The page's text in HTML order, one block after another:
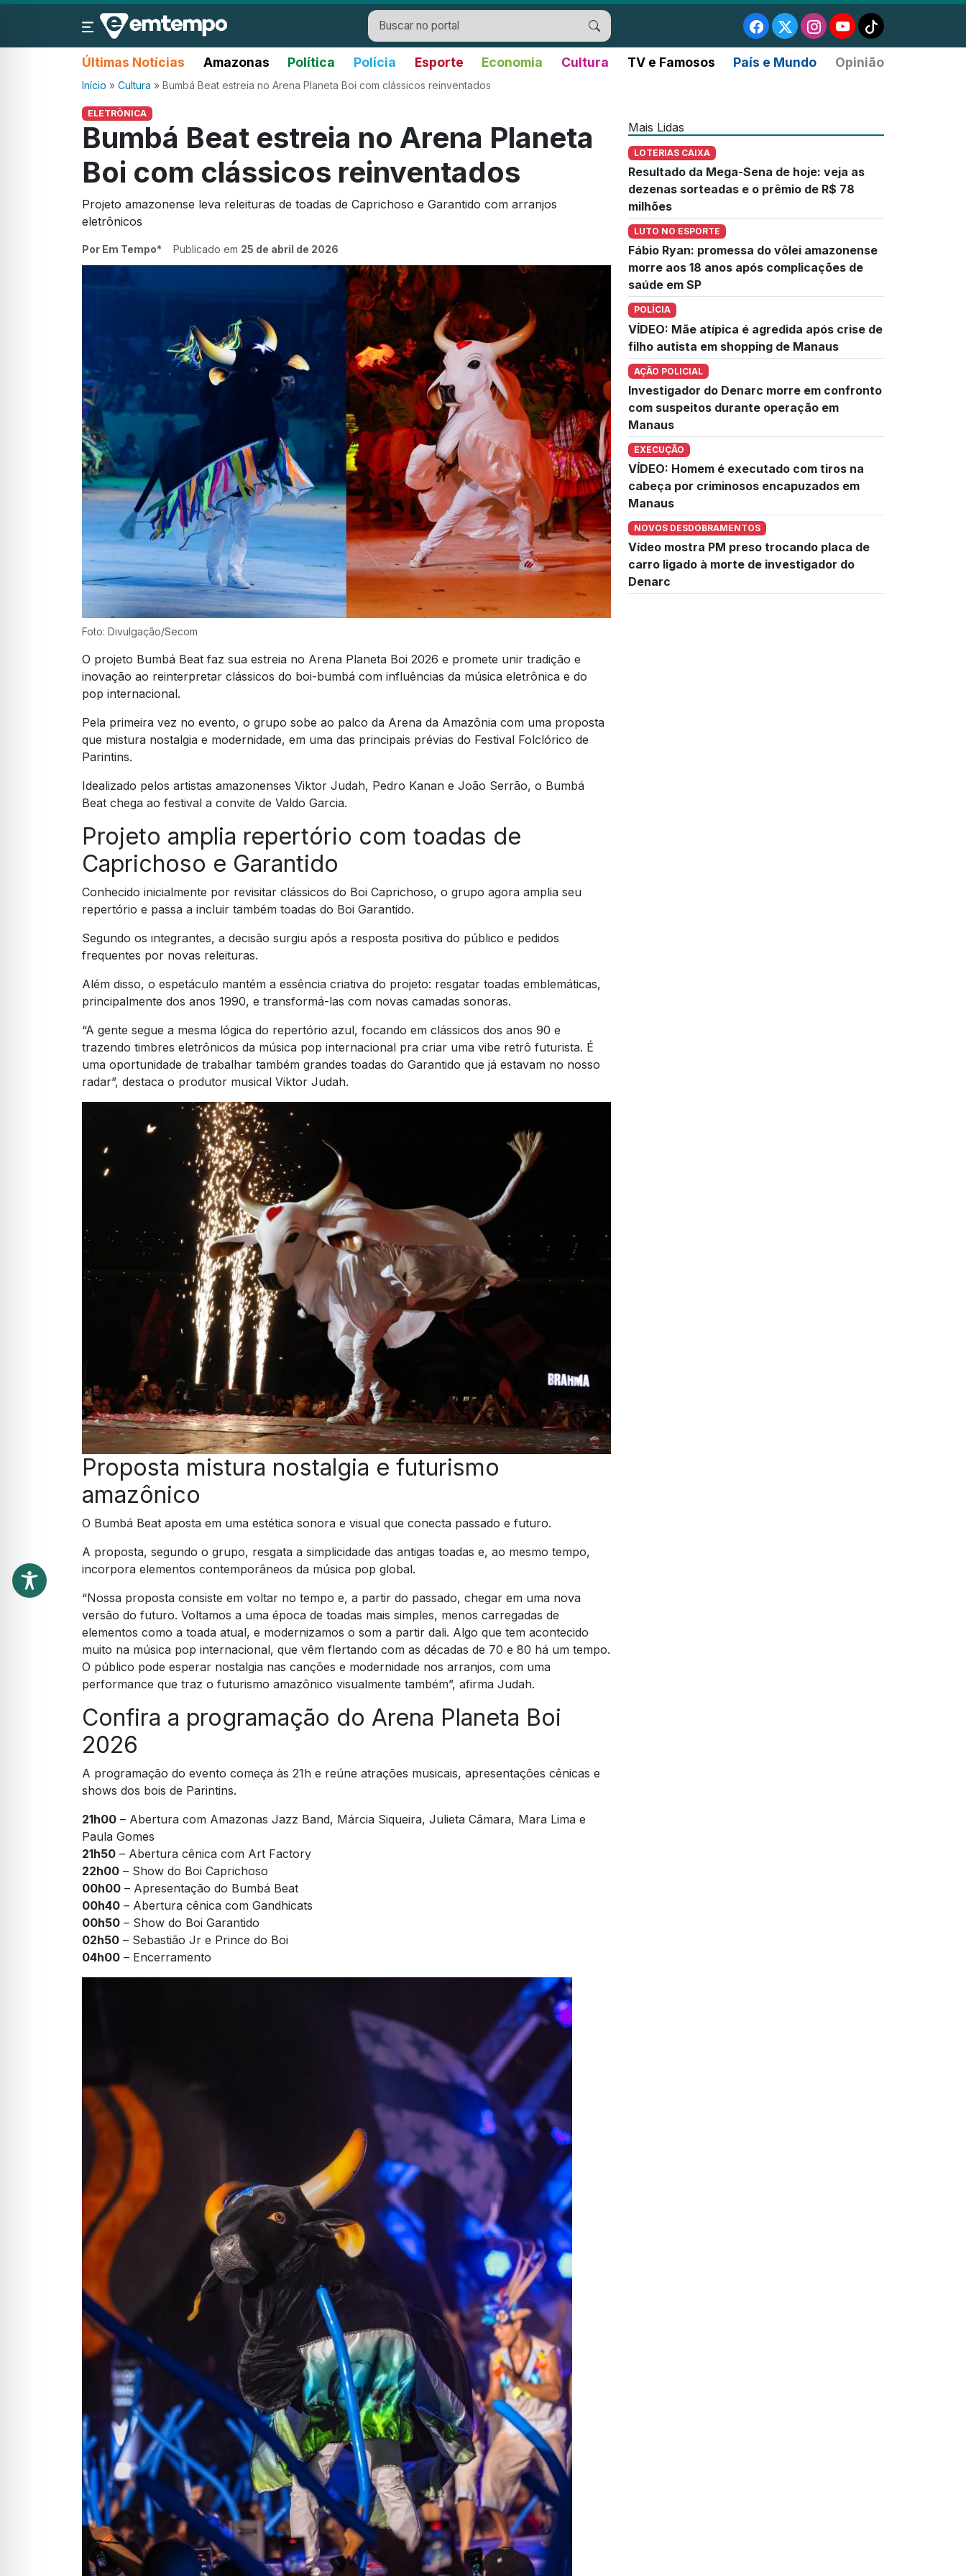
Últimas Notícias Amazonas Política Polícia Esporte Economia Cultura TV e Famosos País e Mundo Opinião
Início » Cultura » Bumbá Beat estreia no Arena Planeta Boi com clássicos reinventados
ELETRÔNICA
Bumbá Beat estreia no Arena Planeta
Boi com clássicos reinventados
Projeto amazonense leva releituras de toadas de Caprichoso e Garantido com arranjos
eletrônicos
Por Em Tempo* Publicado em 25 de abril de 2026
Foto: Divulgação/Secom
O projeto Bumbá Beat faz sua estreia no Arena Planeta Boi 2026 e promete unir tradição e
inovação ao reinterpretar clássicos do boi-bumbá com influências da música eletrônica e do
pop internacional.
Pela primeira vez no evento, o grupo sobe ao palco da Arena da Amazônia com uma proposta
que mistura nostalgia e modernidade, em uma das principais prévias do Festival Folclórico de
Parintins.
Idealizado pelos artistas amazonenses Viktor Judah, Pedro Kanan e João Serrão, o Bumbá
Beat chega ao festival a convite de Valdo Garcia.
Projeto amplia repertório com toadas de
Caprichoso e Garantido
Conhecido inicialmente por revisitar clássicos do Boi Caprichoso, o grupo agora amplia seu
repertório e passa a incluir também toadas do Boi Garantido.
Segundo os integrantes, a decisão surgiu após a resposta positiva do público e pedidos
frequentes por novas releituras.
Além disso, o espetáculo mantém a essência criativa do projeto: resgatar toadas emblemáticas,
principalmente dos anos 1990, e transformá-las com novas camadas sonoras.
“A gente segue a mesma lógica do repertório azul, focando em clássicos dos anos 90 e
trazendo timbres eletrônicos da música pop internacional pra criar uma vibe retrô futurista. É
uma oportunidade de trabalhar também grandes toadas do Garantido que já estavam no nosso
radar”, destaca o produtor musical Viktor Judah.
Proposta mistura nostalgia e futurismo
amazônico
O Bumbá Beat aposta em uma estética sonora e visual que conecta passado e futuro.
A proposta, segundo o grupo, resgata a simplicidade das antigas toadas e, ao mesmo tempo,
incorpora elementos contemporâneos da música pop global.
“Nossa proposta consiste em voltar no tempo e, a partir do passado, chegar em uma nova
versão do futuro. Voltamos a uma época de toadas mais simples, menos carregadas de
elementos como a toada atual, e modernizamos o som a partir dali. Algo que tem acontecido
muito na música pop internacional, que vêm flertando com as décadas de 70 e 80 há um tempo.
O público pode esperar nostalgia nas canções e modernidade nos arranjos, com uma
performance que traz o futurismo amazônico visualmente também”, afirma Judah.
Confira a programação do Arena Planeta Boi
2026
A programação do evento começa às 21h e reúne atrações musicais, apresentações cênicas e
shows dos bois de Parintins.
21h00 – Abertura com Amazonas Jazz Band, Márcia Siqueira, Julieta Câmara, Mara Lima e
Paula Gomes
21h50 – Abertura cênica com Art Factory
22h00 – Show do Boi Caprichoso
00h00 – Apresentação do Bumbá Beat
00h40 – Abertura cênica com Gandhicats
00h50 – Show do Boi Garantido
02h50 – Sebastião Jr e Prince do Boi
04h00 – Encerramento
Mais Lidas
LOTERIAS CAIXA
Resultado da Mega-Sena de hoje: veja as
dezenas sorteadas e o prêmio de R$ 78
milhões
LUTO NO ESPORTE
Fábio Ryan: promessa do vôlei amazonense
morre aos 18 anos após complicações de
saúde em SP
POLÍCIA
VÍDEO: Mãe atípica é agredida após crise de
filho autista em shopping de Manaus
AÇÃO POLICIAL
Investigador do Denarc morre em confronto
com suspeitos durante operação em
Manaus
EXECUÇÃO
VÍDEO: Homem é executado com tiros na
cabeça por criminosos encapuzados em
Manaus
NOVOS DESDOBRAMENTOS
Vídeo mostra PM preso trocando placa de
carro ligado à morte de investigador do
Denarc